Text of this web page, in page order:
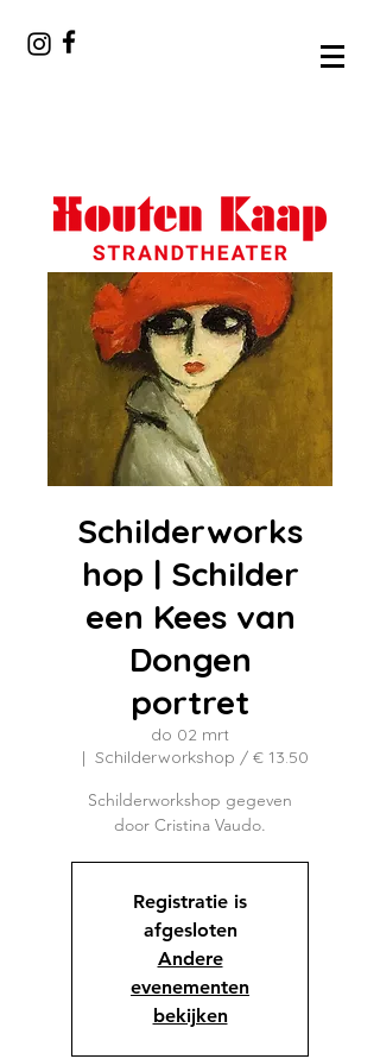
Schilderworks
hop | Schilder
een Kees van
Dongen
portret
do 02 mrt
  |
Schilderworkshop / € 13.50
Schilderworkshop gegeven
door Cristina Vaudo.
Registratie is
afgesloten
Andere
evenementen
bekijken